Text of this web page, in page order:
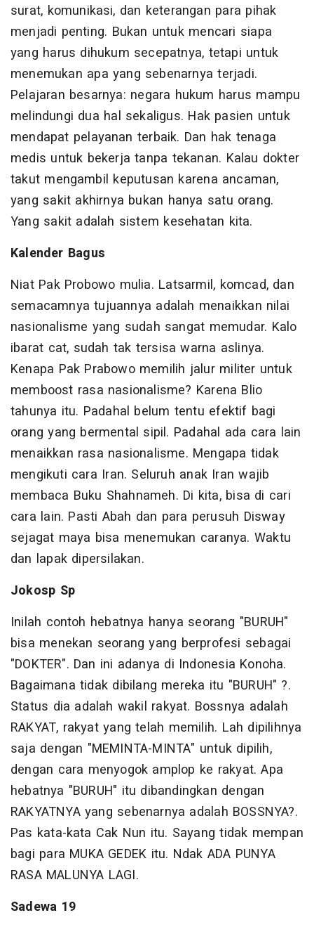
surat, komunikasi, dan keterangan para pihak
menjadi penting. Bukan untuk mencari siapa
yang harus dihukum secepatnya, tetapi untuk
menemukan apa yang sebenarnya terjadi.
Pelajaran besarnya: negara hukum harus mampu
melindungi dua hal sekaligus. Hak pasien untuk
mendapat pelayanan terbaik. Dan hak tenaga
medis untuk bekerja tanpa tekanan. Kalau dokter
takut mengambil keputusan karena ancaman,
yang sakit akhirnya bukan hanya satu orang.
Yang sakit adalah sistem kesehatan kita.
Kalender Bagus
Niat Pak Probowo mulia. Latsarmil, komcad, dan
semacamnya tujuannya adalah menaikkan nilai
nasionalisme yang sudah sangat memudar. Kalo
ibarat cat, sudah tak tersisa warna aslinya.
Kenapa Pak Prabowo memilih jalur militer untuk
memboost rasa nasionalisme? Karena Blio
tahunya itu. Padahal belum tentu efektif bagi
orang yang bermental sipil. Padahal ada cara lain
menaikkan rasa nasionalisme. Mengapa tidak
mengikuti cara Iran. Seluruh anak Iran wajib
membaca Buku Shahnameh. Di kita, bisa di cari
cara lain. Pasti Abah dan para perusuh Disway
sejagat maya bisa menemukan caranya. Waktu
dan lapak dipersilakan.
Jokosp Sp
Inilah contoh hebatnya hanya seorang "BURUH"
bisa menekan seorang yang berprofesi sebagai
"DOKTER". Dan ini adanya di Indonesia Konoha.
Bagaimana tidak dibilang mereka itu "BURUH" ?.
Status dia adalah wakil rakyat. Bossnya adalah
RAKYAT, rakyat yang telah memilih. Lah dipilihnya
saja dengan "MEMINTA-MINTA" untuk dipilih,
dengan cara menyogok amplop ke rakyat. Apa
hebatnya "BURUH" itu dibandingkan dengan
RAKYATNYA yang sebenarnya adalah BOSSNYA?.
Pas kata-kata Cak Nun itu. Sayang tidak mempan
bagi para MUKA GEDEK itu. Ndak ADA PUNYA
RASA MALUNYA LAGI.
Sadewa 19